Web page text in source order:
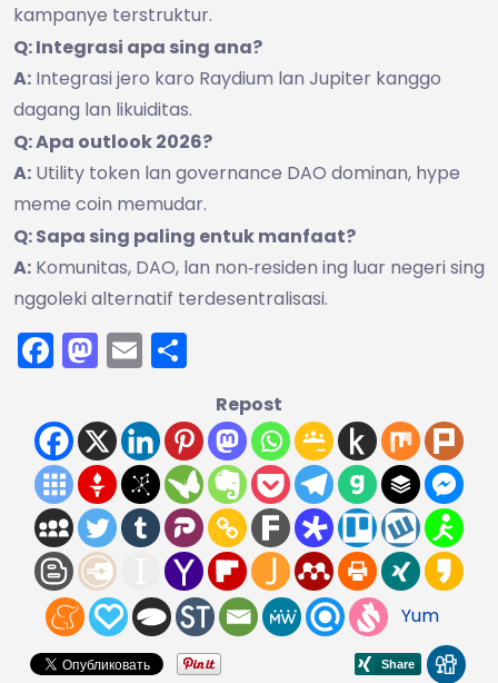
kampanye terstruktur.
Q: Integrasi apa sing ana?
A: Integrasi jero karo Raydium lan Jupiter kanggo
dagang lan likuiditas.
Q: Apa outlook 2026?
A: Utility token lan governance DAO dominan, hype
meme coin memudar.
Q: Sapa sing paling entuk manfaat?
A: Komunitas, DAO, lan non‑residen ing luar negeri sing
nggoleki alternatif terdesentralisasi.
Facebook
Mastodon
Email
Repost
Yum